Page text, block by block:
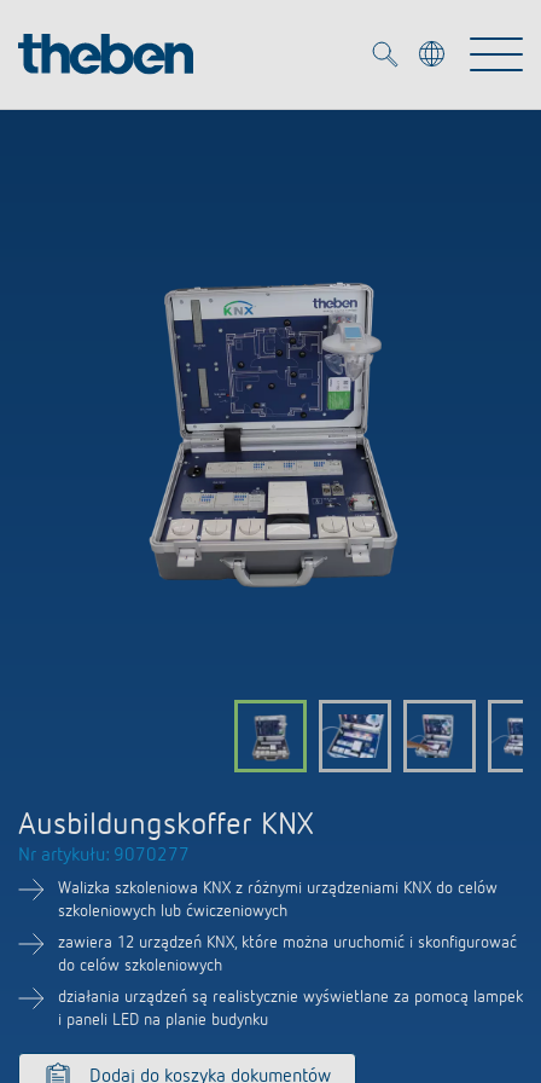
Inteligentny dom
Czujniki obecności i ruchu
Oprawy LED
Sterowanie czasem i oświetleniem
Rozwiązania
Nowości
Portal BIM
Osoby kontaktowe
Ausbildungskoffer KNX
Nr artykułu: 9070277
Walizka szkoleniowa KNX z różnymi urządzeniami KNX do celów
szkoleniowych lub ćwiczeniowych
zawiera 12 urządzeń KNX, które można uruchomić i skonfigurować
do celów szkoleniowych
działania urządzeń są realistycznie wyświetlane za pomocą lampek
i paneli LED na planie budynku
Dodaj do koszyka dokumentów